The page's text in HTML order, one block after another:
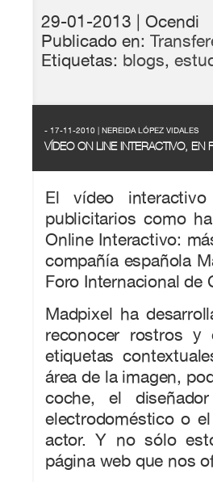
29-01-2013
| Ocendi
Publicado en:
Etiquetas: blogs,
- 17-11-2010 | NEREIDA LÓPEZ VIDALES
VÍDEO ON LINE INTERACTIVO, EN
El vídeo
publicitarios como
Online Interactivo:
compañía española
Foro Internacional de
Madpixel ha
reconocer rostros y
etiquetas
área de la imagen,
coche, el
electrodoméstico o
actor. Y no sólo
página web que nos